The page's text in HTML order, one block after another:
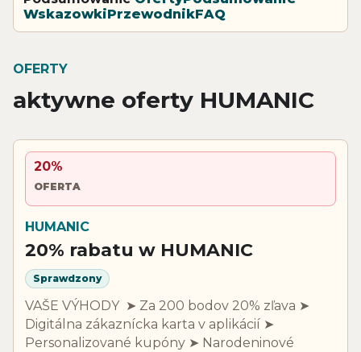
WskazowkiPrzewodnikFAQ
OFERTY
aktywne oferty HUMANIC
20%
OFERTA
HUMANIC
20% rabatu w HUMANIC
Sprawdzony
​​​​​​​​​​​​​​VAŠE VÝHODY ​​​​​​​ ➤ Za 200 bodov 20% zľava ➤
Digitálna zákaznícka karta v aplikácií ➤
Personalizované kupóny ➤ Narodeninové